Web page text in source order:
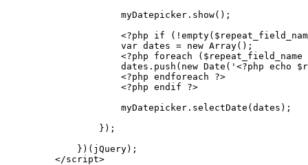
                myDatepicker.show();
<?php if
                var dates = new Array();
<?php foreach
dates.push(new Date('<?php echo
                <?php endforeach ?>
                <?php endif ?>
                myDatepicker.selectDate(dates);
            });
        })(jQuery);
    </script>